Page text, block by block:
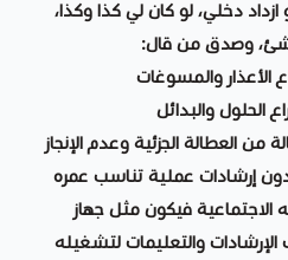
دخلي، لو كان لي كذا وكذا،
شئ، وصدق من قال:
الأعذار والمسوغات
الحلول والبدائل
العطالة الجزئية وعدم الإنجاز
دون إرشادات عملية تناسب عمره
الاجتماعية فيكون مثل جهاز
والتعليمات لتشغيله